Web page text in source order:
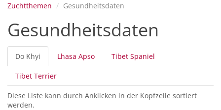
Zuchtthemen Gesundheitsdaten
Gesundheitsdaten
Primary
tabs
Do Khyi (active
tab)
Lhasa Apso Tibet Spaniel
Tibet Terrier
Diese Liste kann durch Anklicken in der Kopfzeile sortiert
werden.